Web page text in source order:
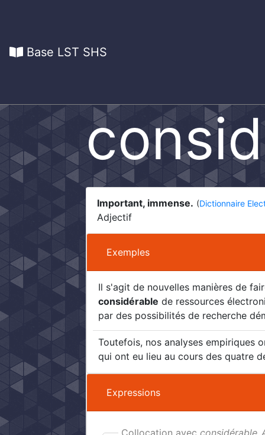
Base LST SHS
Important, immense. (Dictionnaire
Adjectif
Exemples
Il s'agit de nouvelles manières de
considérable de ressources
par des possibilités de recherche
Toutefois, nos analyses empiriques
qui ont eu lieu au cours des quatre
Expressions